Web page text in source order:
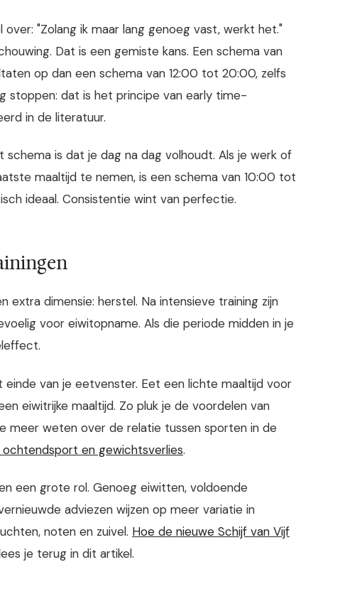
"Zolang ik maar lang genoeg vast, werkt het."
Dat is een gemiste kans. Een schema van
op dan een schema van 12:00 tot 20:00, zelfs
stoppen: dat is het principe van early time-
in de literatuur.
is dat je dag na dag volhoudt. Als je werk of
maaltijd te nemen, is een schema van 10:00 tot
ideaal. Consistentie wint van perfectie.
dimensie: herstel. Na intensieve training zijn
voor eiwitopname. Als die periode midden in je
einde van je eetvenster. Eet een lichte maaltijd voor
eiwitrijke maaltijd. Zo pluk je de voordelen van
meer weten over de relatie tussen sporten in de
en gewichtsverlies.
een grote rol. Genoeg eiwitten, voldoende
adviezen wijzen op meer variatie in
noten en zuivel. Hoe de nieuwe Schijf van Vijf
je terug in dit artikel.